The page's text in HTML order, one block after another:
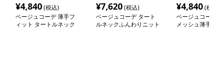
¥4,840(税込)
ベージュコーデ 薄手フ
ィット タートルネック
¥7,620(税込)
ベージュコーデ タート
ルネックふんわりニット
¥4,840(税
ベージュコー
メッシュ薄手